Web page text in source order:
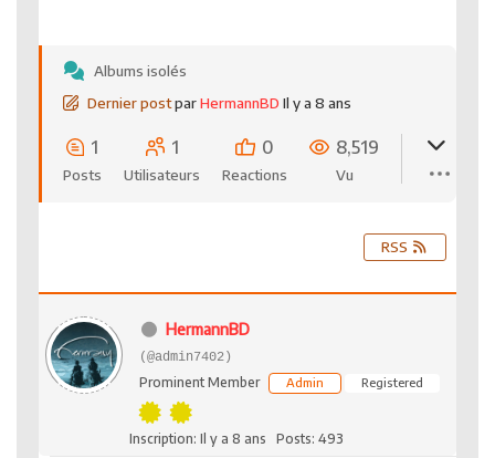
Albums isolés
Dernier postparHermannBD Il y a 8 ans
1
Posts
1
Utilisateurs
0
Reactions
8,519
Vu
RSS
HermannBD
(@admin7402)
Prominent Member Admin Registered
Inscription: Il y a 8 ans Posts: 493